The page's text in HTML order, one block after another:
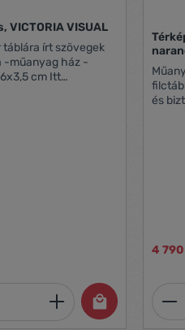
VICTORIA VISUAL
írt szövegek
cm Itt
Adja meg a
Térképtű, gömb
filctáblákhoz. -
és biztos
4